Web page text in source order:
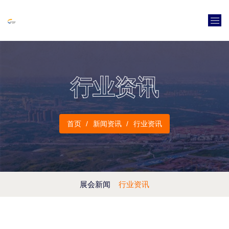
行业资讯
首页 新闻资讯 行业资讯
展会新闻 行业资讯